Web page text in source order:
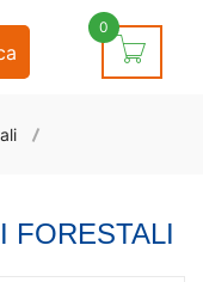
0
FORESTALI